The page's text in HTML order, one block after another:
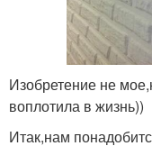
Изобретение не
воплотила в жизнь))
Итак,нам